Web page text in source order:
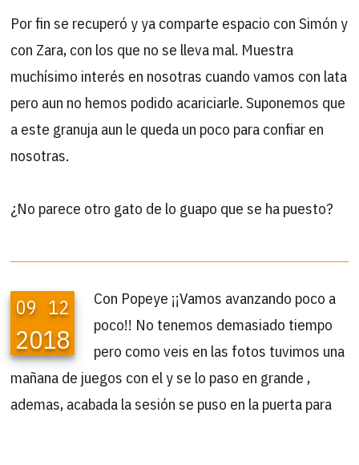
Por fin se recuperó y ya comparte espacio con Simón y
con Zara, con los que no se lleva mal. Muestra
muchísimo interés en nosotras cuando vamos con lata
pero aun no hemos podido acariciarle. Suponemos que
a este granuja aun le queda un poco para confiar en
nosotras.
¿No parece otro gato de lo guapo que se ha puesto?
09 12
2018
Con Popeye ¡¡Vamos avanzando poco a
poco!! No tenemos demasiado tiempo
pero como veis en las fotos tuvimos una
mañana de juegos con el y se lo paso en grande ,
ademas, acabada la sesión se puso en la puerta para